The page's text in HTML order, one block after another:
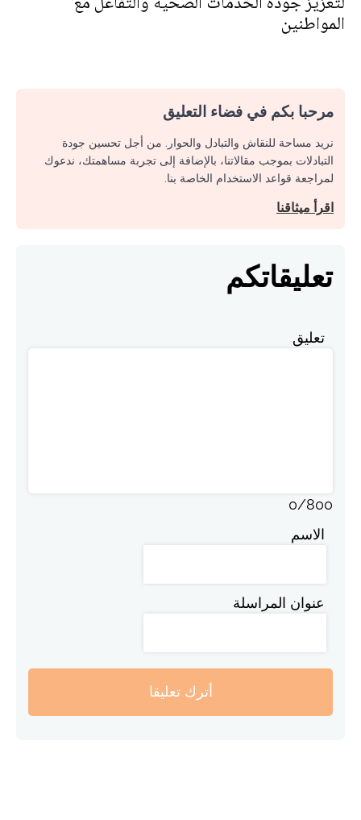
المواطنين
مرحبا بكم في فضاء التعليق
نريد مساحة للنقاش والتبادل والحوار. من أجل تحسين جودة
التبادلات بموجب مقالاتنا، بالإضافة إلى تجربة مساهمتك، ندعوك
لمراجعة قواعد الاستخدام الخاصة بنا.
اقرأ ميثاقنا
تعليقاتكم
تعليق
0/800
الاسم
عنوان المراسلة
أترك تعليقا